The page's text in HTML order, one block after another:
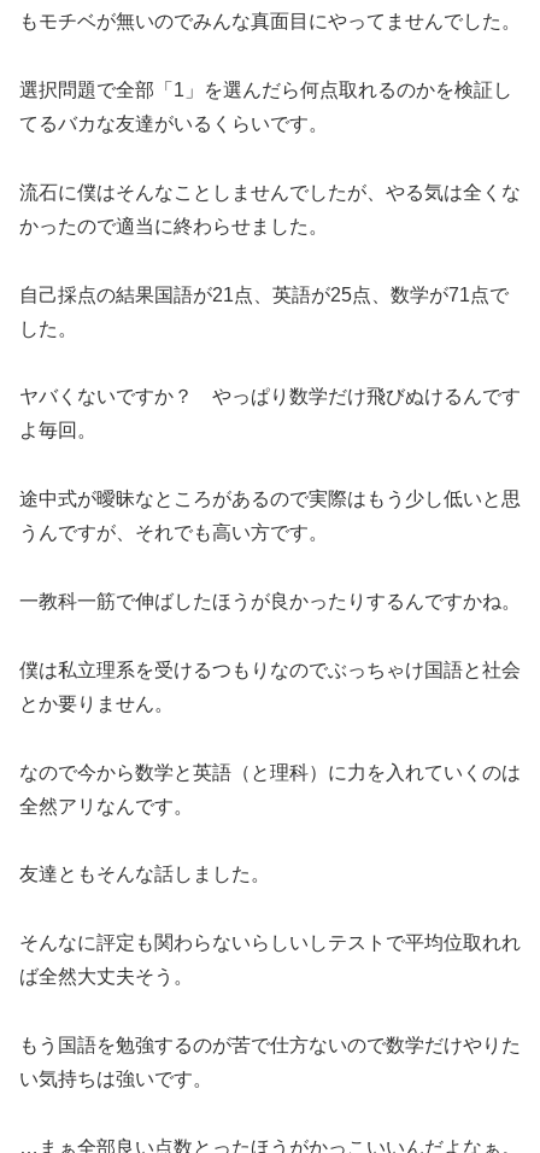
もモチベが無いのでみんな真面目にやってませんでした。
選択問題で全部「1」を選んだら何点取れるのかを検証し
てるバカな友達がいるくらいです。
流石に僕はそんなことしませんでしたが、やる気は全くな
かったので適当に終わらせました。
自己採点の結果国語が21点、英語が25点、数学が71点で
した。
ヤバくないですか？ やっぱり数学だけ飛びぬけるんです
よ毎回。
途中式が曖昧なところがあるので実際はもう少し低いと思
うんですが、それでも高い方です。
一教科一筋で伸ばしたほうが良かったりするんですかね。
僕は私立理系を受けるつもりなのでぶっちゃけ国語と社会
とか要りません。
なので今から数学と英語（と理科）に力を入れていくのは
全然アリなんです。
友達ともそんな話しました。
そんなに評定も関わらないらしいしテストで平均位取れれ
ば全然大丈夫そう。
もう国語を勉強するのが苦で仕方ないので数学だけやりた
い気持ちは強いです。
…まぁ全部良い点数とったほうがかっこいいんだよなぁ。